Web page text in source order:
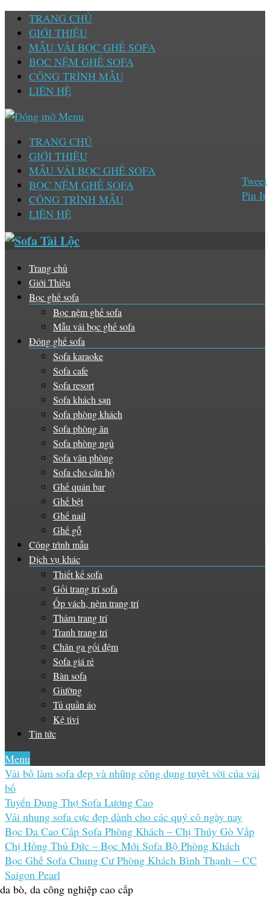
TRANG CHỦ
GIỚI THIỆU
MẪU VẢI BỌC GHẾ SOFA
BỌC NỆM GHẾ SOFA
CÔNG TRÌNH MẪU
LIÊN HỆ
TRANG CHỦ
GIỚI THIỆU
MẪU VẢI BỌC GHẾ SOFA
BỌC NỆM GHẾ SOFA
CÔNG TRÌNH MẪU
LIÊN HỆ
Trang chủ
Giới Thiệu
Bọc ghế sofa
Bọc nệm ghế sofa
Mẫu vải bọc ghế sofa
Đóng ghế sofa
Sofa karaoke
Sofa cafe
Sofa resort
Sofa khách sạn
Sofa phòng khách
Sofa phòng ăn
Sofa phòng ngủ
Sofa văn phòng
Sofa cho căn hộ
Ghế quán bar
Ghế bệt
Ghế nail
Ghế gỗ
Công trình mẫu
Dịch vụ khác
Thiết kế sofa
Gối trang trí sofa
Ốp vách, nệm trang trí
Thảm trang trí
Tranh trang trí
Chăn ga gối đệm
Sofa giá rẻ
Bàn sofa
Giường
Tủ quần áo
Kệ tivi
Tin tức
Menu
Vải bố làm sofa đẹp và những công dụng tuyệt vời của vải
bố
Tuyển Dụng Thợ Sofa Lương Cao
Vải nhung sofa cực đẹp dành cho các quý cô ngày nay
Bọc Da Cao Cấp Sofa Phòng Khách – Chị Thúy Gò Vấp
Chị Hồng Thủ Đức – Bọc Mới Sofa Bộ Phòng Khách
Bọc Ghế Sofa Chung Cư Phòng Khách Bình Thạnh – CC
Saigon Pearl
bò, da công nghiệp cao cấp
Tweet
Pin It